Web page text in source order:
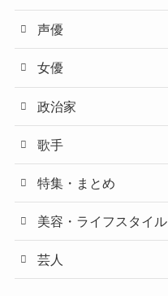
声優
女優
政治家
歌手
特集・まとめ
美容・ライフスタイル
芸人